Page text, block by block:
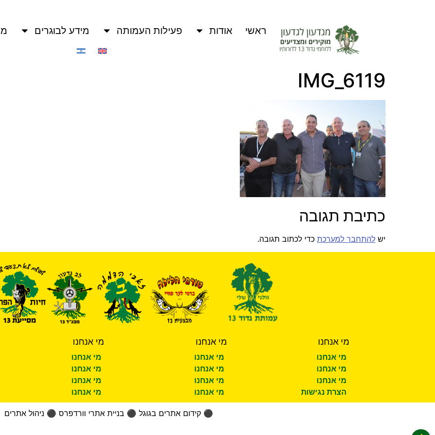
ראשי אודות פעילות העמותה מידע לבוגרים
IMG_6119
כתיבת תגובה
יש להתחבר למערכת כדי לכתוב תגובה.
מי אנחנו
מי אנחנו
מי אנחנו
מי אנחנו
הצרת נגישות
מי אנחנו
מי אנחנו
מי אנחנו
מי אנחנו
מי אנחנו
מי אנחנו
מי אנחנו
מי אנחנו
מי אנחנו
מי אנחנו
⚫ קידום אתרים בגוגל ⚫ בניית אתרי וורדפרס ⚫ ניהול אתרים